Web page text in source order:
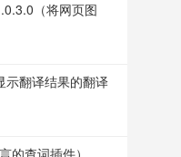
（将网页图
示翻译结果的翻译
的查词插件）